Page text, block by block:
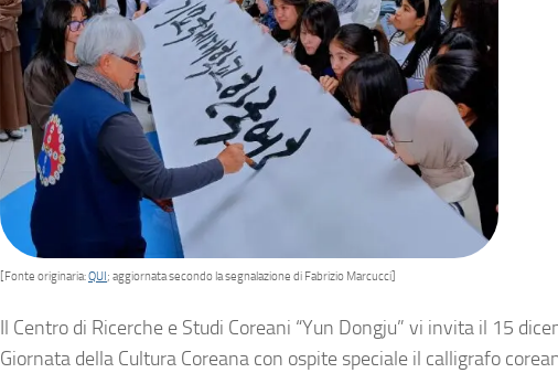
[Fonte originaria:QUI ; aggiornata secondo la segnalazione di Fabrizio Marcucci]
Il Centro di Ricerche e Studi Coreani “Yun Dongju” vi invita il 15
Giornata della Cultura Coreana con ospite speciale il calligrafo